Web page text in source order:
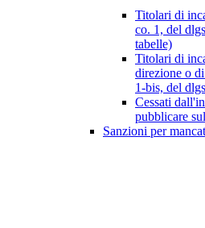
Titolari di
co. 1, del
tabelle)
Titolari di
direzione o
1-bis, del
Cessati
pubblicare
Sanzioni per